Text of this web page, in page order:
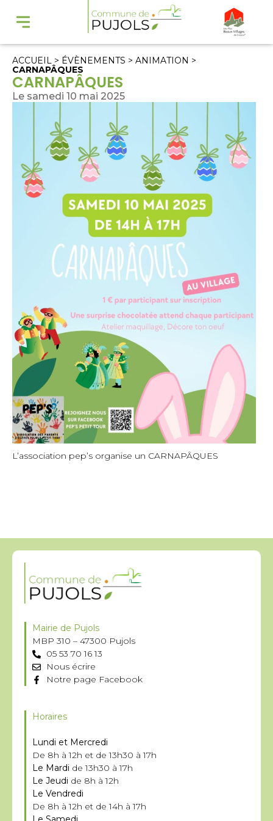
ACCUEIL > ÉVÈNEMENTS > ANIMATION >
CARNAPÂQUES
CARNAPÂQUES
Le samedi 10 mai 2025
L’association pep’s organise un CARNAPÂQUES
Mairie de Pujols
MBP 310 – 47300 Pujols
05 53 70 16 13
Nous écrire
Notre page Facebook
Horaires
Lundi et Mercredi
De 8h à 12h et de 13h30 à 17h
Le Mardi de 13h30 à 17h
Le Jeudi de 8h à 12h
Le Vendredi
De 8h à 12h et de 14h à 17h